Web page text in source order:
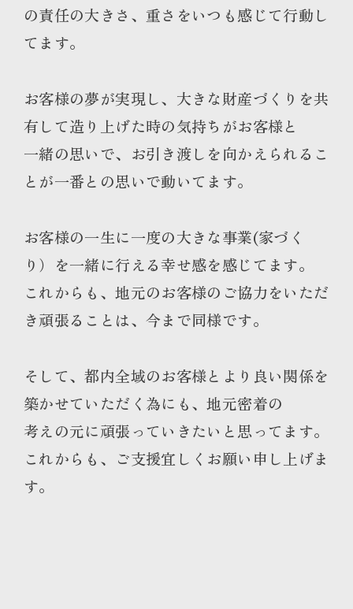
の責任の大きさ、重さをいつも感じて行動し
てます。
お客様の夢が実現し、大きな財産づくりを共
有して造り上げた時の気持ちがお客様と
一緒の思いで、お引き渡しを向かえられるこ
とが一番との思いで動いてます。
お客様の一生に一度の大きな事業(家づく
り）を一緒に行える幸せ感を感じてます。
これからも、地元のお客様のご協力をいただ
き頑張ることは、今まで同様です。
そして、都内全域のお客様とより良い関係を
築かせていただく為にも、地元密着の
考えの元に頑張っていきたいと思ってます。
これからも、ご支援宜しくお願い申し上げま
す。